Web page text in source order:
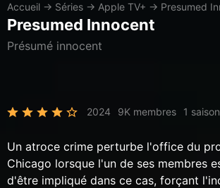
Accueil → Séries → Apple TV+ → Presumed
Presumed Innocent
Présumé innocent
2024 9K membres 1 saison
Un atroce crime perturbe l'office du
Chicago lorsque l'un de ses membres
d'être impliqué dans ce cas, forçant